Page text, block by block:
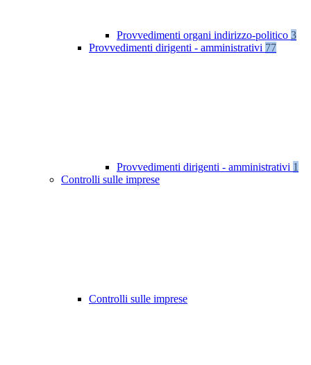
Provvedimenti organi indirizzo-politico 3
Provvedimenti dirigenti - amministrativi 77
Provvedimenti dirigenti - amministrativi 1
Controlli sulle imprese
Controlli sulle imprese